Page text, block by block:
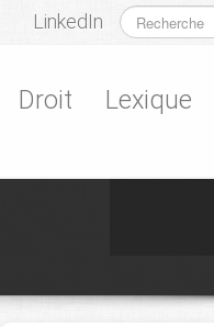
LinkedIn
Droit Lexique